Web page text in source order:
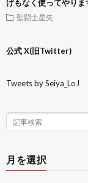
げもなく使ってやり
聖闘士星矢
公式 X(旧Twitter)
Tweets by Seiya_LoJ
月を選択